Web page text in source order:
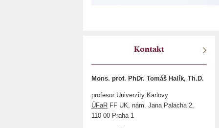
Kontakt
Mons. prof. PhDr. Tomáš Halík, Th.D.
profesor Univerzity Karlovy
ÚFaR FF UK, nám. Jana Palacha 2,
110 00 Praha 1